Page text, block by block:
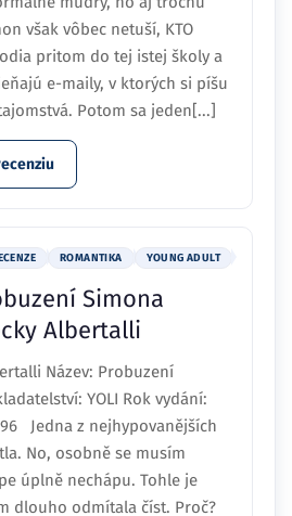
e-maily, v ktorých si píšu
Potom sa jeden[...]
ROMANTIKA
Albertalli
Název: Probuzení
YOLI Rok vydání:
No, osobně se musím
úplně nechápu. Tohle je
dlouho odmítala číst. Proč?
nutili číst se slovy "musíš si
je hrozně[...]